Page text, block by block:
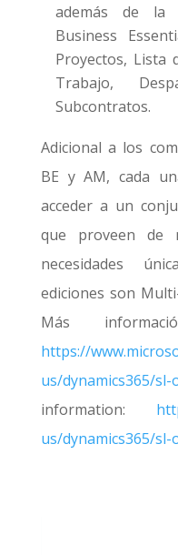
además de la
Business
Proyectos, Lista
Trabajo,
Subcontratos.
Adicional a los
BE y AM, cada
acceder a un
que proveen de
necesidades
ediciones son
Más
https://
us/dynamics365/sl-
information:
us/dynamics365/sl-